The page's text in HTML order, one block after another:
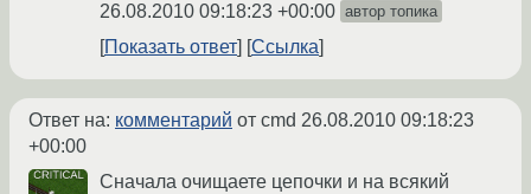
26.08.2010 09:18:23 +00:00 автор топика
Показать ответ Ссылка
Ответ на: комментарий от cmd 26.08.2010 09:18:23
+00:00
Сначала очищаете цепочки и на всякий